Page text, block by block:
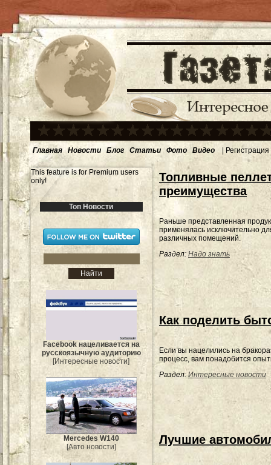
Главная Новости Блог Статьи Фото Видео | Регистрация
This feature is for Premium users
only!
Топ Новости
Facebook нацеливается на
русскоязычную аудиторию
[Интересные новости]
Mercedes W140
[Авто новости]
Топливные
преимущества
Раньше представленная
применялась исключительно
различных помещений.
Раздел: Надо знать
Как поделить
Если вы нацелились на
процесс, вам понадобится
Раздел: Интересные новости
Лучшие